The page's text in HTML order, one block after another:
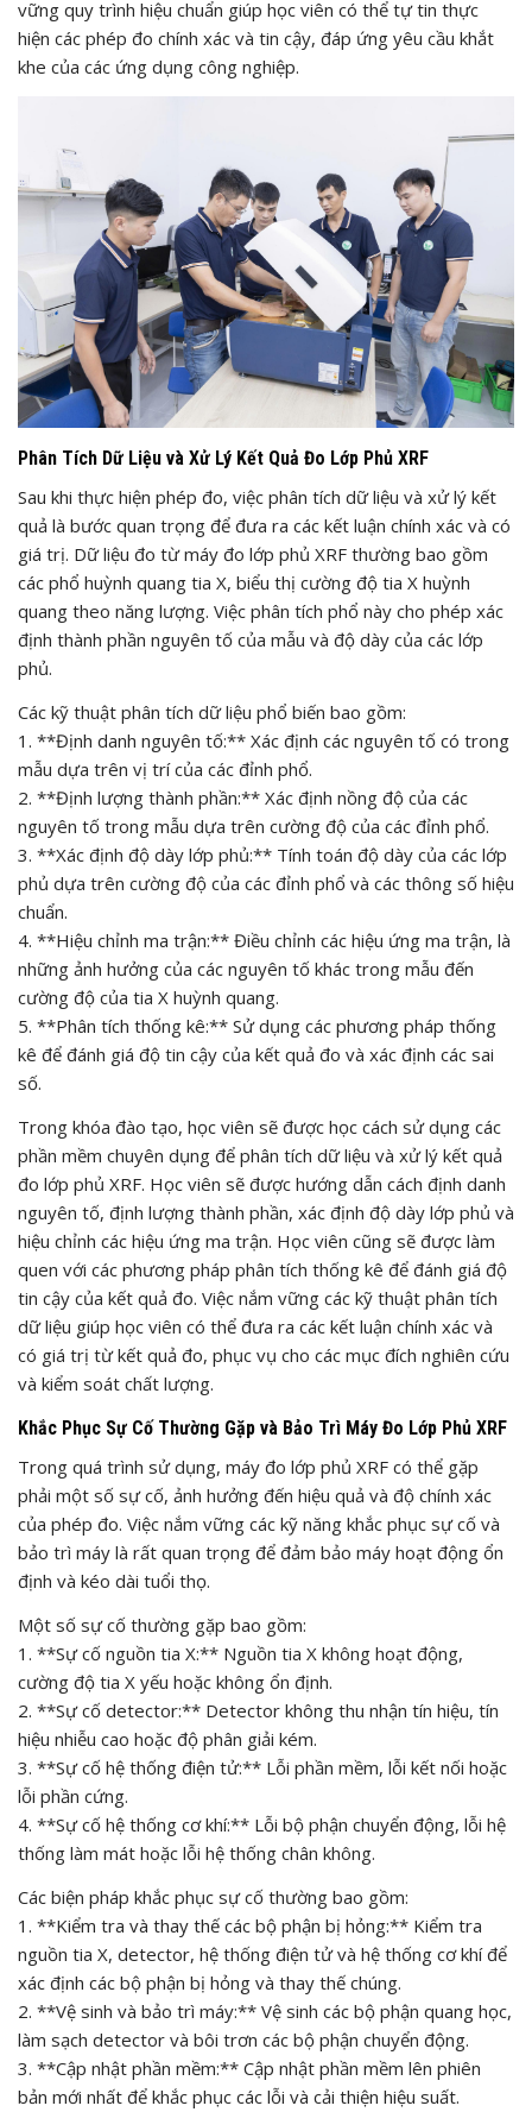
vững quy trình hiệu chuẩn giúp học viên có thể tự tin thực
hiện các phép đo chính xác và tin cậy, đáp ứng yêu cầu khắt
khe của các ứng dụng công nghiệp.
Phân Tích Dữ Liệu và Xử Lý Kết Quả Đo Lớp Phủ XRF
Sau khi thực hiện phép đo, việc phân tích dữ liệu và xử lý kết
quả là bước quan trọng để đưa ra các kết luận chính xác và có
giá trị. Dữ liệu đo từ máy đo lớp phủ XRF thường bao gồm
các phổ huỳnh quang tia X, biểu thị cường độ tia X huỳnh
quang theo năng lượng. Việc phân tích phổ này cho phép xác
định thành phần nguyên tố của mẫu và độ dày của các lớp
phủ.
Các kỹ thuật phân tích dữ liệu phổ biến bao gồm:
1. **Định danh nguyên tố:** Xác định các nguyên tố có trong
mẫu dựa trên vị trí của các đỉnh phổ.
2. **Định lượng thành phần:** Xác định nồng độ của các
nguyên tố trong mẫu dựa trên cường độ của các đỉnh phổ.
3. **Xác định độ dày lớp phủ:** Tính toán độ dày của các lớp
phủ dựa trên cường độ của các đỉnh phổ và các thông số hiệu
chuẩn.
4. **Hiệu chỉnh ma trận:** Điều chỉnh các hiệu ứng ma trận, là
những ảnh hưởng của các nguyên tố khác trong mẫu đến
cường độ của tia X huỳnh quang.
5. **Phân tích thống kê:** Sử dụng các phương pháp thống
kê để đánh giá độ tin cậy của kết quả đo và xác định các sai
số.
Trong khóa đào tạo, học viên sẽ được học cách sử dụng các
phần mềm chuyên dụng để phân tích dữ liệu và xử lý kết quả
đo lớp phủ XRF. Học viên sẽ được hướng dẫn cách định danh
nguyên tố, định lượng thành phần, xác định độ dày lớp phủ và
hiệu chỉnh các hiệu ứng ma trận. Học viên cũng sẽ được làm
quen với các phương pháp phân tích thống kê để đánh giá độ
tin cậy của kết quả đo. Việc nắm vững các kỹ thuật phân tích
dữ liệu giúp học viên có thể đưa ra các kết luận chính xác và
có giá trị từ kết quả đo, phục vụ cho các mục đích nghiên cứu
và kiểm soát chất lượng.
Khắc Phục Sự Cố Thường Gặp và Bảo Trì Máy Đo Lớp Phủ XRF
Trong quá trình sử dụng, máy đo lớp phủ XRF có thể gặp
phải một số sự cố, ảnh hưởng đến hiệu quả và độ chính xác
của phép đo. Việc nắm vững các kỹ năng khắc phục sự cố và
bảo trì máy là rất quan trọng để đảm bảo máy hoạt động ổn
định và kéo dài tuổi thọ.
Một số sự cố thường gặp bao gồm:
1. **Sự cố nguồn tia X:** Nguồn tia X không hoạt động,
cường độ tia X yếu hoặc không ổn định.
2. **Sự cố detector:** Detector không thu nhận tín hiệu, tín
hiệu nhiễu cao hoặc độ phân giải kém.
3. **Sự cố hệ thống điện tử:** Lỗi phần mềm, lỗi kết nối hoặc
lỗi phần cứng.
4. **Sự cố hệ thống cơ khí:** Lỗi bộ phận chuyển động, lỗi hệ
thống làm mát hoặc lỗi hệ thống chân không.
Các biện pháp khắc phục sự cố thường bao gồm:
1. **Kiểm tra và thay thế các bộ phận bị hỏng:** Kiểm tra
nguồn tia X, detector, hệ thống điện tử và hệ thống cơ khí để
xác định các bộ phận bị hỏng và thay thế chúng.
2. **Vệ sinh và bảo trì máy:** Vệ sinh các bộ phận quang học,
làm sạch detector và bôi trơn các bộ phận chuyển động.
3. **Cập nhật phần mềm:** Cập nhật phần mềm lên phiên
bản mới nhất để khắc phục các lỗi và cải thiện hiệu suất.